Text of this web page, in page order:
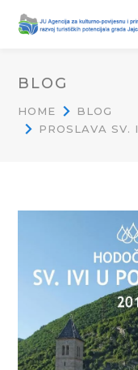
BLOG
HOME
BLOG
PROSLAVA SV.